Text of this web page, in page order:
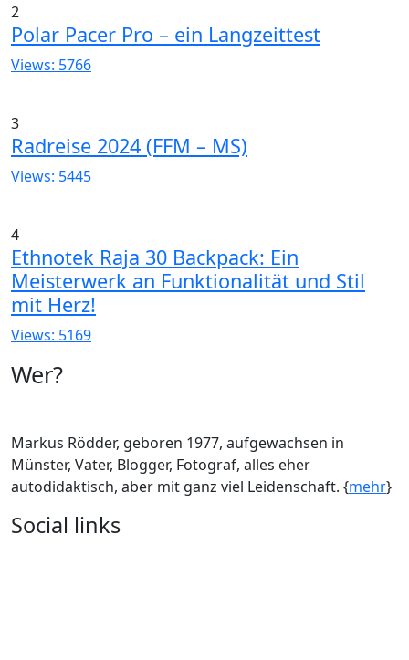
2
Polar Pacer Pro – ein Langzeittest
Views: 5766
3
Radreise 2024 (FFM – MS)
Views: 5445
4
Ethnotek Raja 30 Backpack: Ein
Meisterwerk an Funktionalität und Stil
mit Herz!
Views: 5169
Wer?
Markus Rödder, geboren 1977, aufgewachsen in
Münster, Vater, Blogger, Fotograf, alles eher
autodidaktisch, aber mit ganz viel Leidenschaft. {mehr}
Social links